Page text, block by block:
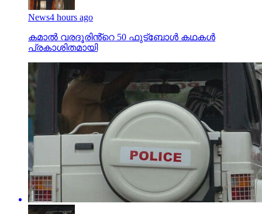
News4 hours ago
കമാൽ വരദൂരിൻ്റെ 50 ഫുട്ബോൾ കഥകൾ
പ്രകാശിതമായി